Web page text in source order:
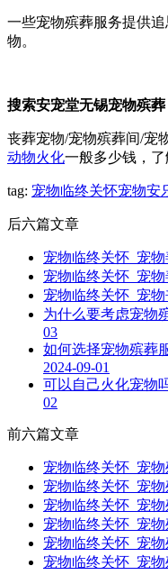
一些宠物殡葬服务提供
物。
搜索安宠堂无锡宠物殡葬
丧葬宠物/宠物殡葬间/宠
动物火化一般多少钱，了
tag: 宠物临终关怀宠物安
后六篇文章
宠物临终关怀_宠
宠物临终关怀_宠
宠物临终关怀_宠物
为什么要考虑宠物
03
如何选择宠物殡葬
2024-09-01
可以自己火化宠物
02
前六篇文章
宠物临终关怀_宠
宠物临终关怀_宠
宠物临终关怀_宠
宠物临终关怀_宠
宠物临终关怀_宠物
宠物临终关怀_宠